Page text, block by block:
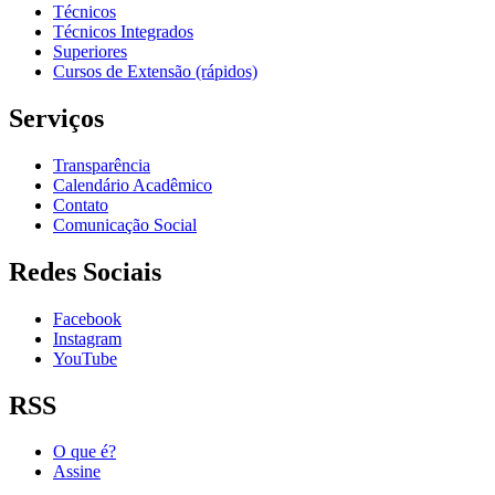
Técnicos
Técnicos Integrados
Superiores
Cursos de Extensão (rápidos)
Serviços
Transparência
Calendário Acadêmico
Contato
Comunicação Social
Redes Sociais
Facebook
Instagram
YouTube
RSS
O que é?
Assine